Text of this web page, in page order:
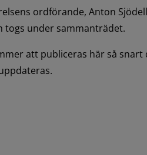
ordförande, Anton
togs under sammanträdet.
att publiceras här så snart